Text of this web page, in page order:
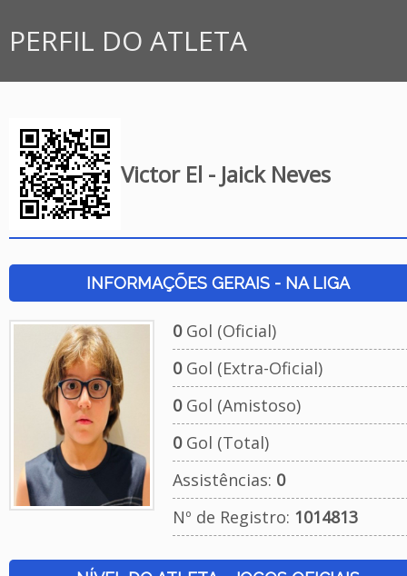
PERFIL DO ATLETA
Victor El - Jaick Neves
INFORMAÇÕES GERAIS - NA LIGA
0Gol (Oficial)
0Gol (Extra-Oficial)
0Gol (Amistoso)
0Gol (Total)
Assistências: 0
Nº de Registro: 1014813